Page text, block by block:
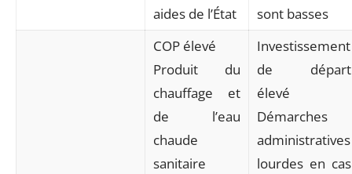
aides de l’État
sont basses
COP élevé
Produit du
chauffage et
de l’eau
chaude
sanitaire
Investissement
de départ
élevé
Démarches
administratives
lourdes en cas